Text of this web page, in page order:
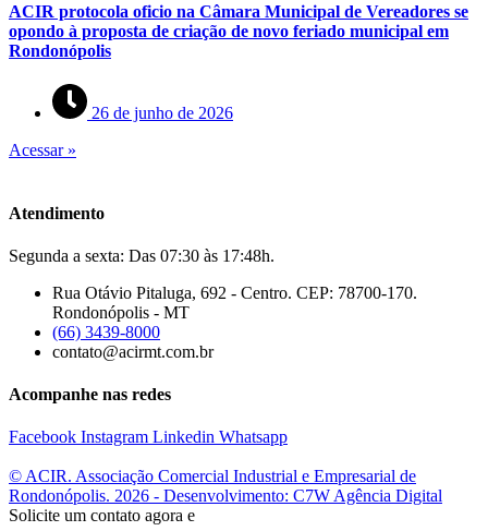
ACIR protocola oficio na Câmara Municipal de Vereadores se
opondo à proposta de criação de novo feriado municipal em
Rondonópolis
26 de junho de 2026
Acessar »
Atendimento
Segunda a sexta: Das 07:30 às 17:48h.
Rua Otávio Pitaluga, 692 - Centro. CEP: 78700-170.
Rondonópolis - MT
(66) 3439-8000
contato@acirmt.com.br
Acompanhe nas redes
Facebook Instagram Linkedin Whatsapp
© ACIR. Associação Comercial Industrial e Empresarial de
Rondonópolis. 2026 - Desenvolvimento: C7W Agência Digital
Solicite um contato agora e